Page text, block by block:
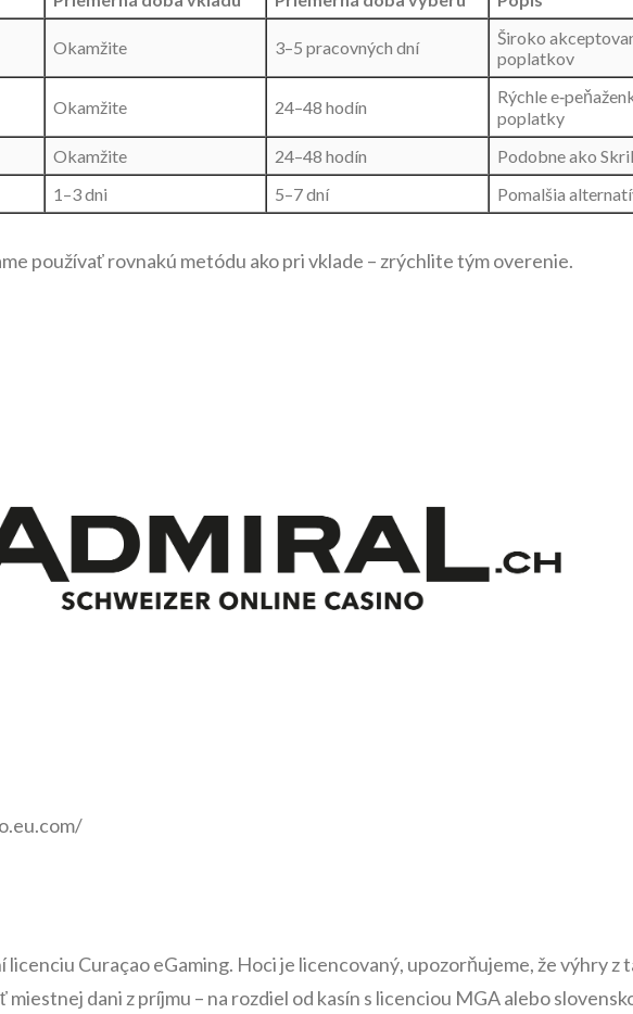
Okamžite 3–5 pracovných dní
Široko
poplatkov
Okamžite 24–48 hodín
Rýchle
poplatky
Okamžite 24–48 hodín
Podobne ako
1–3 dni 5–7 dní Pomalšia
používať rovnakú metódu ako pri vklade – zrýchlite tým overenie.
licenciu Curaçao eGaming. Hoci je licencovaný, upozorňujeme, že výhry z
miestnej dani z príjmu – na rozdiel od kasín s licenciou MGA alebo